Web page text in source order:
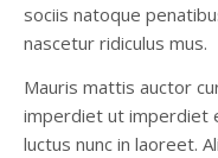
sociis natoque
nascetur ridiculus mus.
Mauris mattis auctor
imperdiet ut imperdiet
luctus nunc in laoreet.